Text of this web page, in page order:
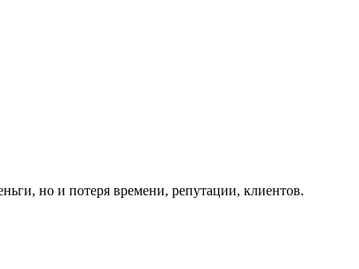
но и потеря времени, репутации, клиентов.